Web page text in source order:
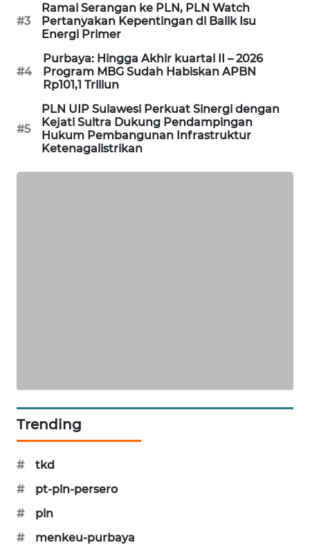
#3
Ramai Serangan ke PLN, PLN Watch
Pertanyakan Kepentingan di Balik Isu
Energi Primer
#4
Purbaya: Hingga Akhir kuartal II – 2026
Program MBG Sudah Habiskan APBN
Rp101,1 Triliun
#5
PLN UIP Sulawesi Perkuat Sinergi dengan
Kejati Sultra Dukung Pendampingan
Hukum Pembangunan Infrastruktur
Ketenagalistrikan
Trending
#
tkd
#
pt-pln-persero
#
pln
#
menkeu-purbaya
ENERGI
NEWS
CILEUNGSI
NEWS
BERKAT
NEWS
BERAMPU
ASA